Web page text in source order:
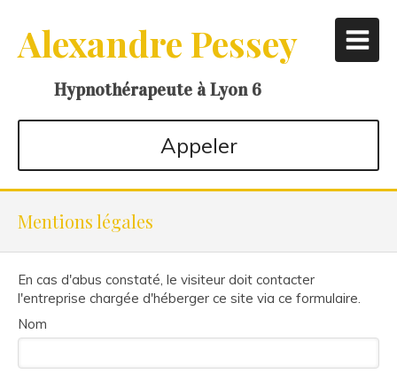
Alexandre Pessey
Hypnothérapeute à Lyon 6
Appeler
Mentions légales
En cas d'abus constaté, le visiteur doit contacter
l'entreprise chargée d'héberger ce site via ce formulaire.
Nom